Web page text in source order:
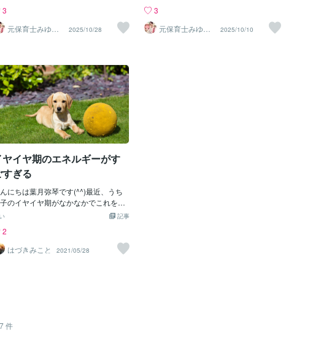
ストレスなく食事ができるようにな
した。 イヤイヤ期で私が学んだこと
り返ると、イヤイヤ期は私自身が子育
自己主張の一環。自分の意見を持つ
になった成長の証なのだと気づけた
、こうしたエピソードの積み重ねで
。 親もイライラしてしまうこともあ
すが、そのたびに深呼吸して、「こ
は成長しているんだ」と思うように
いました。 「こんなとき、どうすれ
いいの？」と悩んだら、ぜひ私にご相
ださい。きっと一緒に答えを見つけ
るはずです。 読んで
る方法》 まず、癇癪が始まったらとにか
く「平然を装う」こと。そんなこと言わ
れても「平然なんて無理！」って思いま
ます。今回は子どもがご飯を嫌がる
対処方法４選紹介したいと思いま
。１つ目は『１口作戦』です。そのま
マナーとしては決断しにくい部分も
かと思いますが、１口だけ頑張る！
ならできる！というお子さんとても
です。子どもの味覚は大人の何倍も
で、大人がなんでもなく食べれるも
も子どもにとっては「すごくにがー
」「変な味…」と感じられるんで
。特に緑の野菜は苦く感じてしまった
味が独特だったりするようです。大
はなんでもなくても敏感な子どもの
は、感じてしまう味があるというこ
すね。なので、１口でも頑張ったら
り！これが一口作戦です。２つ目は
自分で食べる量を決める』です。３歳
も家でもしていましたが、ご飯やお
をお皿にのせる前に「ご飯これくら
食べる？」「今日はハンバーグだよ！
でも自分で食べる量を決めること
い・食べられる量の認識・自分で決め
3
元保育士みゆ先
生〜子どもを笑
2025/10/28
い。今回のお題は『子どもの歯磨きにつ
いて』です。年齢によってはイヤイヤで
磨けない…といった相談をたくさんいた
3
元保育士みゆ先
生〜子どもを笑
2025/10/10
ヤイヤ期のエネルギーがす
すぎる
んにちは葉月弥琴です(^^)最近、うち
のイヤイヤ期がなかなかでこれを経
して大人るなるのでしょうけどイヤイ
て、赤ちゃんから幼児になっている
力が結構強い・・。子育てって体力
りますね。親になる前は・・子供にど
んせ宇宙人と会話しているのでｗそ
います。お父さん、お母さん、自分が
記事
2
はづきみこと
2021/05/28
件